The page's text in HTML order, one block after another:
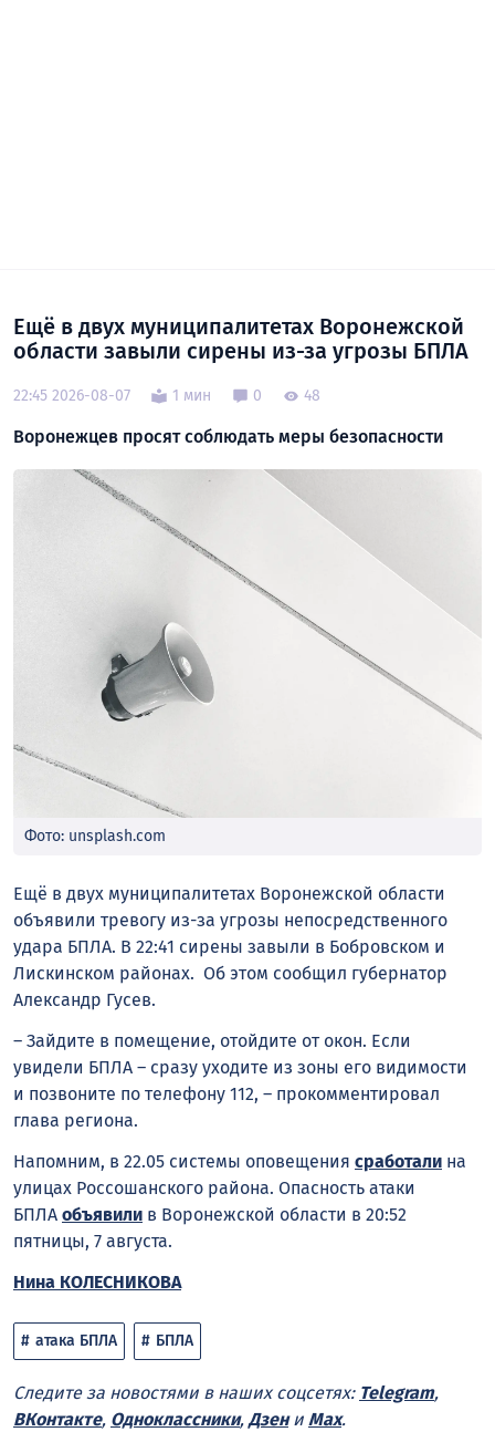
Ещё в двух муниципалитетах Воронежской
области завыли сирены из-за угрозы БПЛА
22:45 2026-08-07 1 мин 0 48
Воронежцев просят соблюдать меры безопасности
Фото: unsplash.com
Ещё в двух муниципалитетах Воронежской области
объявили тревогу из-за угрозы непосредственного
удара БПЛА. В 22:41 сирены завыли в Бобровском и
Лискинском районах. Об этом сообщил губернатор
Александр Гусев.
– Зайдите в помещение, отойдите от окон. Если
увидели БПЛА – сразу уходите из зоны его видимости
и позвоните по телефону 112, – прокомментировал
глава региона.
Напомним, в 22.05 системы оповещения сработали на
улицах Россошанского района. Опасность атаки
БПЛА объявили в Воронежской области в 20:52
пятницы, 7 августа.
Нина КОЛЕСНИКОВА
атака БПЛА БПЛА
Следите за новостями в наших соцсетях: Telegram,
ВКонтакте, Одноклассники, Дзени Max.